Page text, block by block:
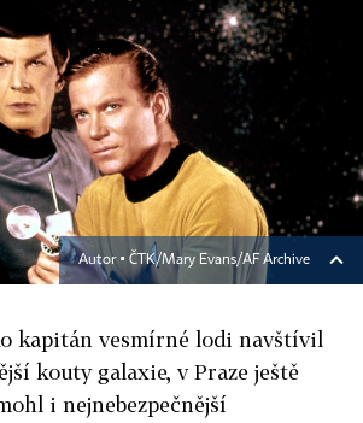
Autor ▪ ČTK/Mary Evans/AF Archive
kapitán vesmírné lodi navštívil
kouty galaxie, v Praze ještě
i nejnebezpečnější